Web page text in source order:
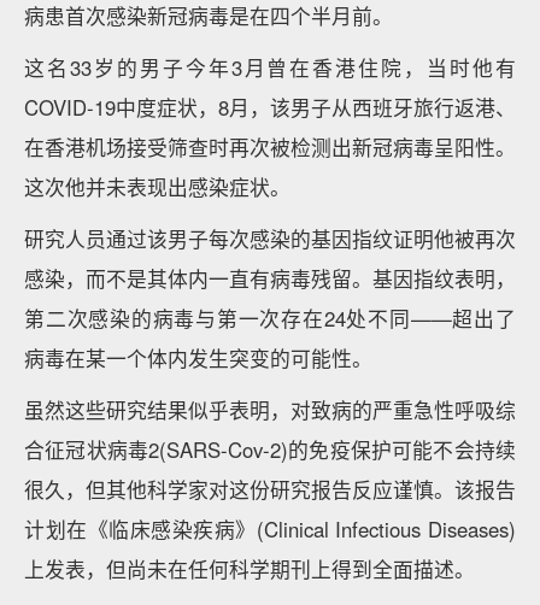
病患首次感染新冠病毒是在四个半月前。
这名33岁的男子今年3月曾在香港住院，当时他有
COVID-19中度症状，8月，该男子从西班牙旅行返港、
在香港机场接受筛查时再次被检测出新冠病毒呈阳性。
这次他并未表现出感染症状。
研究人员通过该男子每次感染的基因指纹证明他被再次
感染，而不是其体内一直有病毒残留。基因指纹表明，
第二次感染的病毒与第一次存在24处不同——超出了
病毒在某一个体内发生突变的可能性。
虽然这些研究结果似乎表明，对致病的严重急性呼吸综
合征冠状病毒2(SARS-Cov-2)的免疫保护可能不会持续
很久，但其他科学家对这份研究报告反应谨慎。该报告
计划在《临床感染疾病》(Clinical Infectious Diseases)
上发表，但尚未在任何科学期刊上得到全面描述。